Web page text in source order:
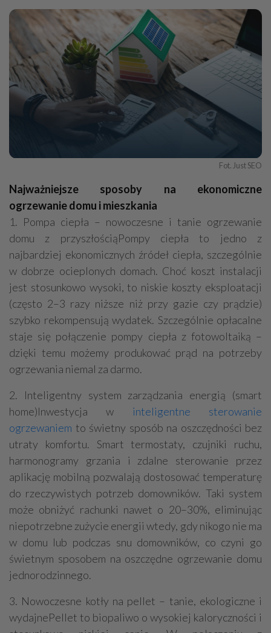
Fot. Just SEO
Najważniejsze sposoby na ekonomiczne
ogrzewanie domu i mieszkania
1. Pompa ciepła – nowoczesne i tanie ogrzewanie
domu z przyszłościąPompy ciepła to jedno z
najbardziej ekonomicznych źródeł ciepła, szczególnie
w dobrze ocieplonych domach. Choć koszt instalacji
jest stosunkowo wysoki, to niskie koszty eksploatacji
(często 2–3 razy niższe niż przy gazie czy prądzie)
szybko rekompensują wydatek. Szczególnie opłacalne
staje się połączenie pompy ciepła z fotowoltaiką –
dzięki temu możemy produkować prąd na potrzeby
ogrzewania niemal za darmo.
2. Inteligentny system zarządzania energią (smart
home)Inwestycja w inteligentne sterowanie
ogrzewaniem to świetny sposób na oszczędności bez
utraty komfortu. Smart termostaty, czujniki ruchu,
harmonogramy grzania i zdalne sterowanie przez
aplikację mobilną pozwalają dostosować temperaturę
do rzeczywistych potrzeb domowników. Taki system
może obniżyć rachunki nawet o 20–30%, eliminując
niepotrzebne zużycie energii wtedy, gdy nikogo nie ma
w domu lub podczas snu domowników, co czyni go
świetnym sposobem na oszczędne ogrzewanie domu
jednorodzinnego.
3. Nowoczesne kotły na pellet – tanie, ekologiczne i
wydajnePellet to biopaliwo o wysokiej kaloryczności i